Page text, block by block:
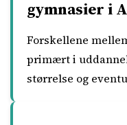
gymnasier i
Forskellene
primært i
størrelse og